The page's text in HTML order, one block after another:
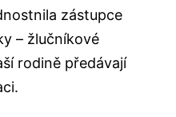
zástupce
– žlučníkové
rodině předávají